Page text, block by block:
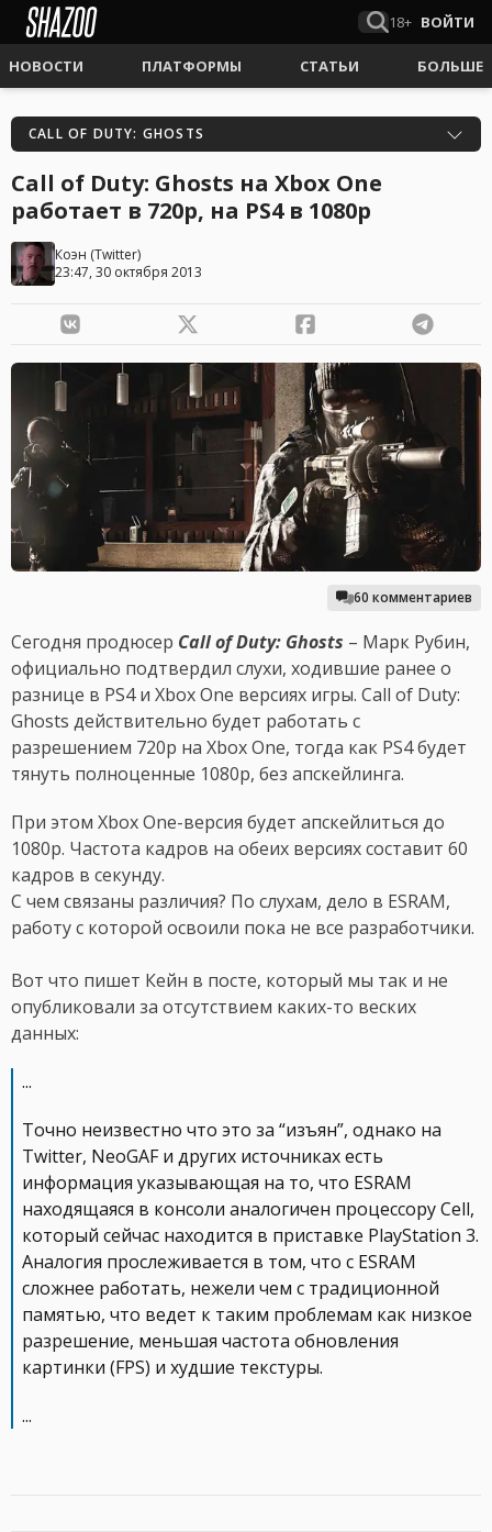
18+ ВОЙТИ
НОВОСТИ ПЛАТФОРМЫ СТАТЬИ БОЛЬШЕ
CALL OF DUTY: GHOSTS
Call of Duty: Ghosts на Xbox One
работает в 720p, на PS4 в 1080p
Коэн (Twitter)
23:47, 30 октября 2013
60 комментариев
Сегодня продюсер Call of Duty: Ghosts – Марк Рубин,
официально подтвердил слухи, ходившие ранее о
разнице в PS4 и Xbox One версиях игры. Call of Duty:
Ghosts действительно будет работать с
разрешением 720p на Xbox One, тогда как PS4 будет
тянуть полноценные 1080p, без апскейлинга.
При этом Xbox One-версия будет апскейлиться до
1080p. Частота кадров на обеих версиях составит 60
кадров в секунду.
С чем связаны различия? По слухам, дело в ESRAM,
работу с которой освоили пока не все разработчики.
Вот что пишет Кейн в посте, который мы так и не
опубликовали за отсутствием каких-то веских
данных:
...
Точно неизвестно что это за “изъян”, однако на
Twitter, NeoGAF и других источниках есть
информация указывающая на то, что ESRAM
находящаяся в консоли аналогичен процессору Cell,
который сейчас находится в приставке PlayStation 3.
Аналогия прослеживается в том, что с ESRAM
сложнее работать, нежели чем с традиционной
памятью, что ведет к таким проблемам как низкое
разрешение, меньшая частота обновления
картинки (FPS) и худшие текстуры.
...